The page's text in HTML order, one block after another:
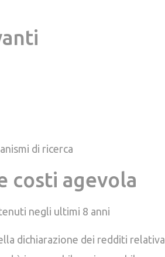
di ricerca
costi agevola
negli ultimi 8 anni
dichiarazione dei redditi relativa